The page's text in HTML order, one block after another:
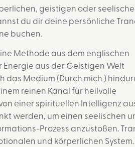
geistigen oder
du dir deine persönliche
buchen.
Methode aus dem englischen
Energie aus der Geistigen Welt
das Medium (Durch mich )
reinen Kanal für heilvolle
einer spirituellen Intelligenz
werden, um einen seelischen
Prozess anzustoßen.
und körperlichen